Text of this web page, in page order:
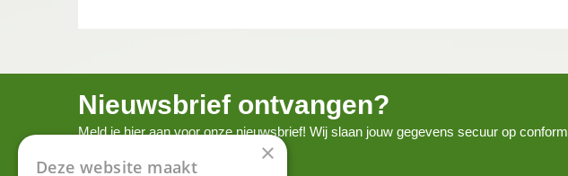
Nieuwsbrief ontvangen?
Meld je hier aan voor onze nieuwsbrief! Wij slaan jouw gegevens secuur op conform
×
Deze website maakt